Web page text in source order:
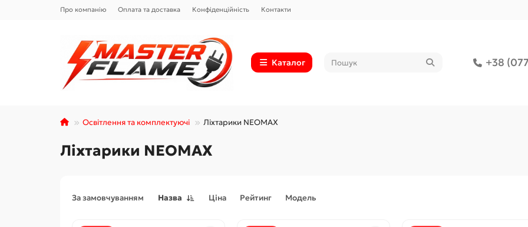
Про компанію Оплата та доставка Конфіденційність Контакти
Каталог +38
Освітлення та комплектуючі Ліхтарики NEOMAX
Ліхтарики NEOMAX
За замовчуванням Назва Ціна Рейтинг Модель